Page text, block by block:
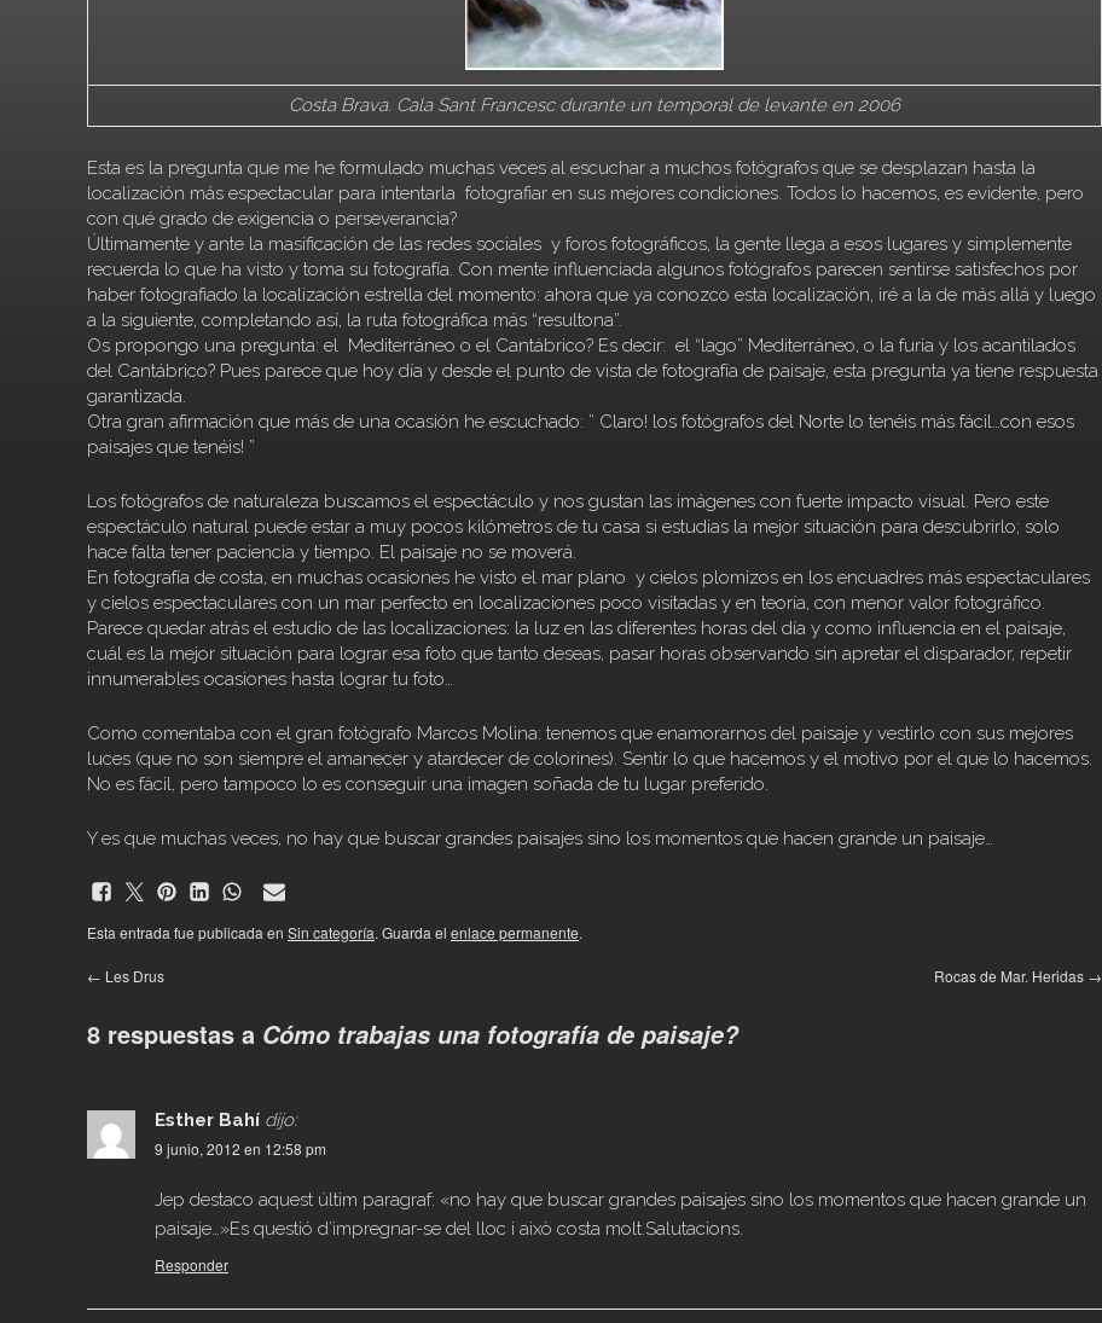
Costa Brava. Cala Sant Francesc durante un temporal de levante en 2006
Esta es la pregunta que me he formulado muchas veces al escuchar a muchos fotógrafos que se desplazan hasta la
localización más espectacular para intentarla fotografiar en sus mejores condiciones. Todos lo hacemos, es evidente, pero
con qué grado de exigencia o perseverancia?
Últimamente y ante la masificación de las redes sociales y foros fotográficos, la gente llega a esos lugares y simplemente
recuerda lo que ha visto y toma su fotografía. Con mente influenciada algunos fotógrafos parecen sentirse satisfechos por
haber fotografiado la localización estrella del momento: ahora que ya conozco esta localización, iré a la de más allá y luego
a la siguiente, completando así, la ruta fotográfica más “resultona”.
Os propongo una pregunta: el Mediterráneo o el Cantábrico? Es decir: el “lago” Mediterráneo, o la furia y los acantilados
del Cantábrico? Pues parece que hoy día y desde el punto de vista de fotografía de paisaje, esta pregunta ya tiene respuesta
garantizada.
Otra gran afirmación que más de una ocasión he escuchado: ” Claro! los fotógrafos del Norte lo tenéis más fácil…con esos
paisajes que tenéis! ”
Los fotógrafos de naturaleza buscamos el espectáculo y nos gustan las imágenes con fuerte impacto visual. Pero este
espectáculo natural puede estar a muy pocos kilómetros de tu casa si estudias la mejor situación para descubrirlo; solo
hace falta tener paciencia y tiempo. El paisaje no se moverá.
En fotografía de costa, en muchas ocasiones he visto el mar plano y cielos plomizos en los encuadres más espectaculares
y cielos espectaculares con un mar perfecto en localizaciones poco visitadas y en teoría, con menor valor fotográfico.
Parece quedar atrás el estudio de las localizaciones: la luz en las diferentes horas del día y como influencia en el paisaje,
cuál es la mejor situación para lograr esa foto que tanto deseas, pasar horas observando sin apretar el disparador, repetir
innumerables ocasiones hasta lograr tu foto…
Como comentaba con el gran fotógrafo Marcos Molina: tenemos que enamorarnos del paisaje y vestirlo con sus mejores
luces (que no son siempre el amanecer y atardecer de colorines). Sentir lo que hacemos y el motivo por el que lo hacemos.
No es fácil, pero tampoco lo es conseguir una imagen soñada de tu lugar preferido.
Y es que muchas veces, no hay que buscar grandes paisajes sino los momentos que hacen grande un paisaje…
Esta entrada fue publicada en Sin categoría. Guarda el enlace permanente.
← Les Drus Rocas de Mar. Heridas →
8 respuestas a Cómo trabajas una fotografía de paisaje?
Esther Bahí dijo:
9 junio, 2012 en 12:58 pm
Jep destaco aquest últim paragraf: «no hay que buscar grandes paisajes sino los momentos que hacen grande un
paisaje…»Es questió d’impregnar-se del lloc i això costa molt.Salutacions.
Responder